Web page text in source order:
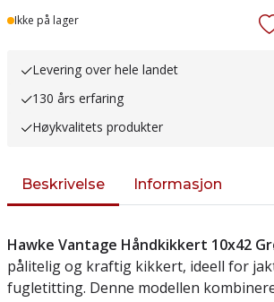
Lager
Ikke på lager
Levering over hele landet
130 års erfaring
Høykvalitets produkter
Beskrivelse Informasjon
Hawke Vantage Håndkikkert 10x42
pålitelig og kraftig kikkert, ideell for
fugletitting. Denne modellen